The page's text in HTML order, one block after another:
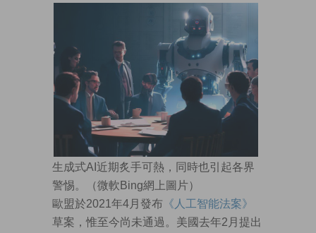
生成式AI近期炙手可熱，同時也引起各界
警惕。（微軟Bing網上圖片）
歐盟於2021年4月發布 《人工智能法案》
草案，惟至今尚未通過。美國去年2月提出